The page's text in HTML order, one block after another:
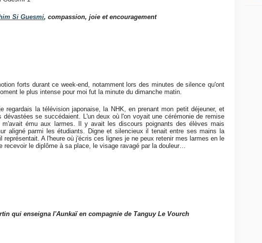
Si Guesmi, compassion, joie et encouragement
forts durant ce week-end, notamment lors des minutes de silence qu'ont
le plus intense pour moi fut la minute du dimanche matin.
regardais la télévision japonaise, la NHK, en prenant mon petit déjeuner, et
dévastées se succédaient. L'un deux où l'on voyait une cérémonie de remise
ému aux larmes. Il y avait les discours poignants des élèves mais
aligné parmi les étudiants. Digne et silencieux il tenait entre ses mains la
représentait. A l'heure où j'écris ces lignes je ne peux retenir mes larmes en le
recevoir le diplôme à sa place, le visage ravagé par la douleur…
qui enseigna l'Aunkaï en compagnie de Tanguy Le Vourch